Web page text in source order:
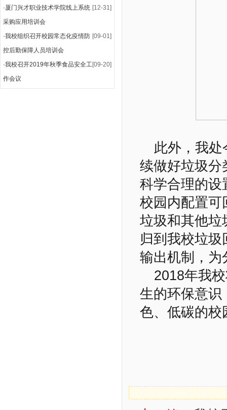
[12-31]
·厦门兴才职业技术学院线上系统
采购应用培训会
[09-01]
·我校组织召开校园常态化疫情防
控后勤保障人员培训会
[09-20]
·我校召开2019年秋季食品安全工
作会议
此外，我
续做好垃圾分
科学合理的设
校园内配置可
垃圾和其他垃
归到我校垃
输出机制，为
2018年我
生的环保意识
色、低碳的校